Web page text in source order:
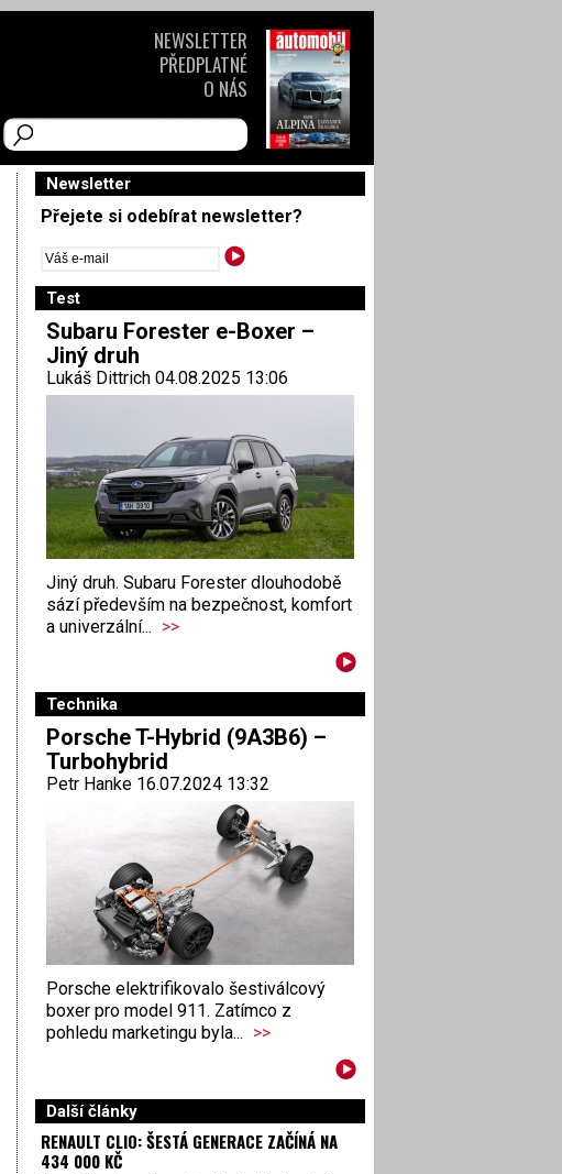
Newsletter
Přejete si odebírat newsletter?
Test
Subaru Forester e-Boxer –
Jiný druh
Lukáš Dittrich 04.08.2025 13:06
Jiný druh. Subaru Forester dlouhodobě
sází především na bezpečnost, komfort
a univerzální... >>
Technika
Porsche T-Hybrid (9A3B6) –
Turbohybrid
Petr Hanke 16.07.2024 13:32
Porsche elektrifikovalo šestiválcový
boxer pro model 911. Zatímco z
pohledu marketingu byla... >>
Další články
RENAULT CLIO: ŠESTÁ GENERACE ZAČÍNÁ NA
434 000 KČ
NEWSLETTER
PŘEDPLATNÉ
O NÁS